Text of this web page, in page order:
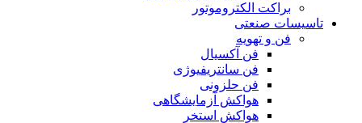
براکت الکتروموتور
تاسیسات صنعتی
فن و تهویه
فن آکسیال
فن سانتریفیوژی
فن حلزونی
هواکش آزمایشگاهی
هواکش استخر